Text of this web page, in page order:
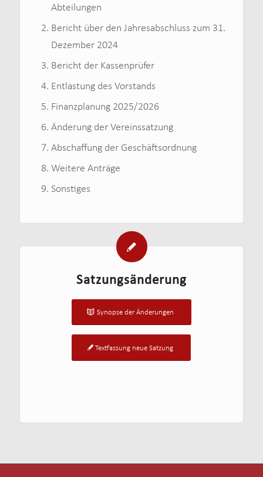
Abteilungen
Bericht über den Jahresabschluss zum 31.
Dezember 2024
Bericht der Kassenprüfer
Entlastung des Vorstands
Finanzplanung 2025/2026
Änderung der Vereinssatzung
Abschaffung der Geschäftsordnung
Weitere Anträge
Sonstiges
Satzungsänderung
Synopse der Änderungen
Textfassung neue Satzung